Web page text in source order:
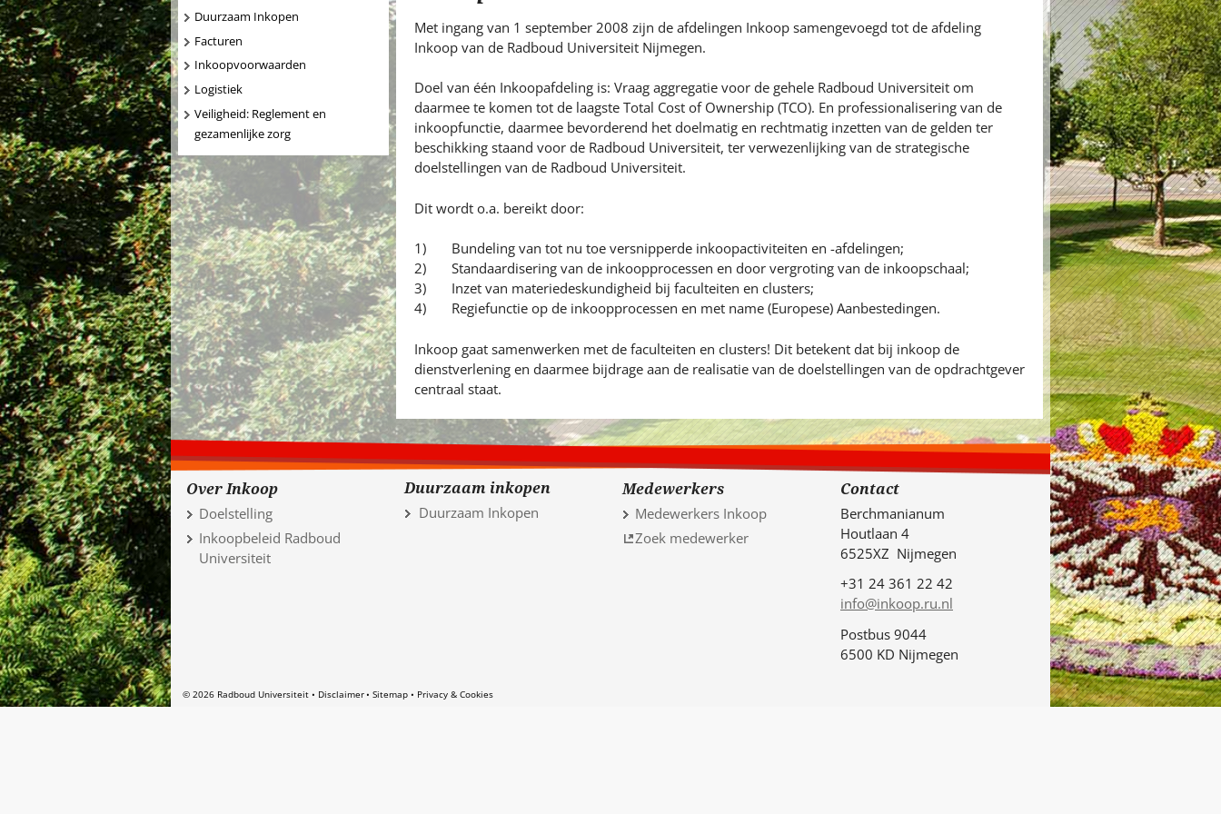
i
t
.
.
.
Met ingang van 1 september 2008 zijn de afdelingen Inkoop samengevoegd tot de afdeling
Inkoop van de Radboud Universiteit Nijmegen.
Doel van één Inkoopafdeling is: Vraag aggregatie voor de gehele Radboud Universiteit om
daarmee te komen tot de laagste Total Cost of Ownership (TCO). En professionalisering van de
inkoopfunctie, daarmee bevorderend het doelmatig en rechtmatig inzetten van de gelden ter
beschikking staand voor de Radboud Universiteit, ter verwezenlijking van de strategische
doelstellingen van de Radboud Universiteit.
Dit wordt o.a. bereikt door:
1) Bundeling van tot nu toe versnipperde inkoopactiviteiten en -afdelingen;
2) Standaardisering van de inkoopprocessen en door vergroting van de inkoopschaal;
3) Inzet van materiedeskundigheid bij faculteiten en clusters;
4) Regiefunctie op de inkoopprocessen en met name (Europese) Aanbestedingen.
Inkoop gaat samenwerken met de faculteiten en clusters! Dit betekent dat bij inkoop de
dienstverlening en daarmee bijdrage aan de realisatie van de doelstellingen van de opdrachtgever
centraal staat.
Duurzaam Inkopen
Facturen
Inkoopvoorwaarden
Logistiek
Veiligheid: Reglement en
gezamenlijke zorg
Over Inkoop
Doelstelling
Inkoopbeleid Radboud
Universiteit
Duurzaam inkopen
Duurzaam Inkopen
Medewerkers
Medewerkers Inkoop
Zoek medewerker
Contact
Berchmanianum
Houtlaan 4
6525XZ Nijmegen
+31 24 361 22 42
info@inkoop.ru.nl
Postbus 9044
6500 KD Nijmegen
© 2026 Radboud Universiteit Disclaimer Sitemap Privacy & Cookies